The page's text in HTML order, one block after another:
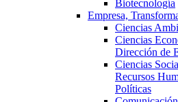
Biotecnología
Empresa,
Ciencias
Ciencias
Dirección de
Ciencias
Recursos
Políticas